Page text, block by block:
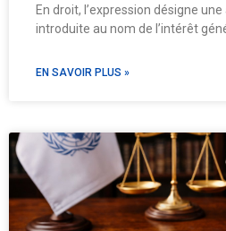
En droit, l’expression désigne
introduite au nom de l’intérêt
EN SAVOIR PLUS »